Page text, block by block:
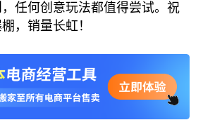
任何创意玩法都值得尝试。祝
，销量长虹！